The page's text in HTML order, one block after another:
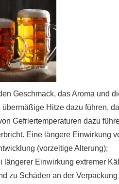
Geschmack, das Aroma und
Hitze dazu führen,
Gefriertemperaturen dazu
Eine längere Einwirkung
(vorzeitige Alterung);
längerer Einwirkung extremer
zu Schäden an der